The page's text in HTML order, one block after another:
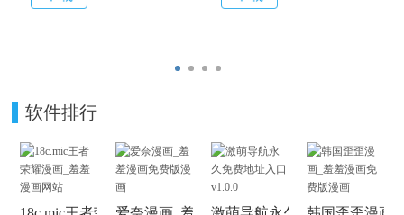
软件排行